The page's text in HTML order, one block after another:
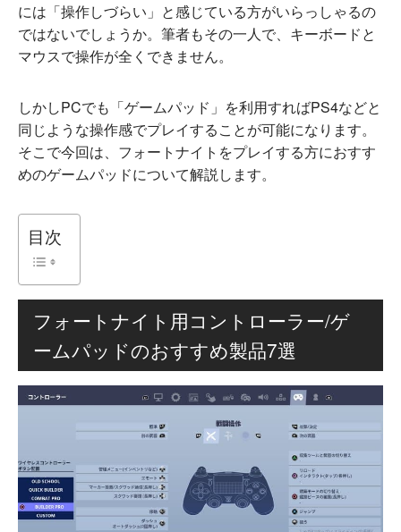
には「操作しづらい」と感じている方がいらっしゃるの
ではないでしょうか。筆者もその一人で、キーボードと
マウスで操作が全くできません。
しかしPCでも「ゲームパッド」を利用すればPS4などと
同じような操作感でプレイすることが可能になります。
そこで今回は、フォートナイトをプレイする方におすす
めのゲームパッドについて解説します。
目次
フォートナイト用コントローラー/ゲ
ームパッドのおすすめ製品7選